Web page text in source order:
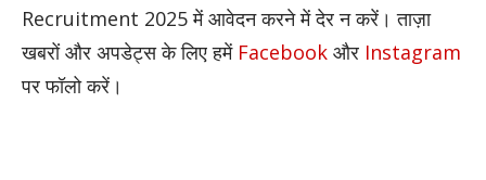
Recruitment 2025 में आवेदन करने में देर न करें।ताज़ा
खबरों और अपडेट्स के लिए हमें Facebook और Instagram
पर फॉलो करें।